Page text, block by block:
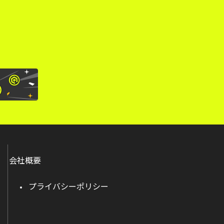
会社概要
プライバシーポリシー